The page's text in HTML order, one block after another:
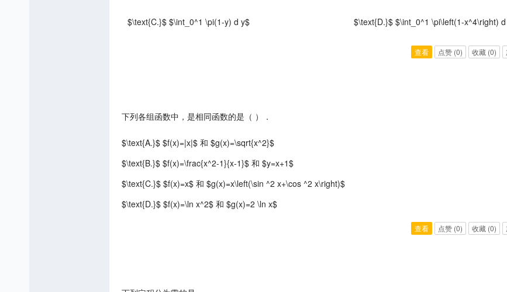
$\text{C.}$ $\int_0^1 \pi(1-y) d y$ $\text{D.}$ $\int_0^1 \pi\left(1-x^4\right)
查看 点赞 (0) 收藏 (0)
下列各组函数中，是相同函数的是（ ）．
$\text{A.}$ $f(x)=|x|$ 和 $g(x)=\sqrt{x^2}$
$\text{B.}$ $f(x)=\frac{x^2-1}{x-1}$ 和 $y=x+1$
$\text{C.}$ $f(x)=x$ 和 $g(x)=x\left(\sin ^2 x+\cos ^2 x\right)$
$\text{D.}$ $f(x)=\ln x^2$ 和 $g(x)=2 \ln x$
查看 点赞 (0) 收藏 (0)